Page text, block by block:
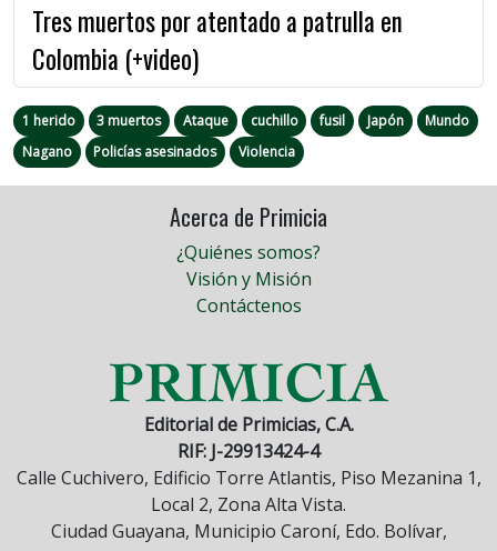
Tres muertos por atentado a patrulla en
Colombia (+video)
1 herido 3 muertos Ataque cuchillo fusil Japón
Mundo
Nagano
Policías asesinados Violencia
Acerca de Primicia
¿Quiénes somos?
Visión y Misión
Contáctenos
Editorial de Primicias, C.A.
RIF: J-29913424-4
Calle Cuchivero, Edificio Torre Atlantis, Piso Mezanina 1,
Local 2, Zona Alta Vista.
Ciudad Guayana, Municipio Caroní, Edo. Bolívar,